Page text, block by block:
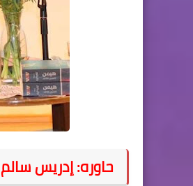
حاوره: إدريس سالم